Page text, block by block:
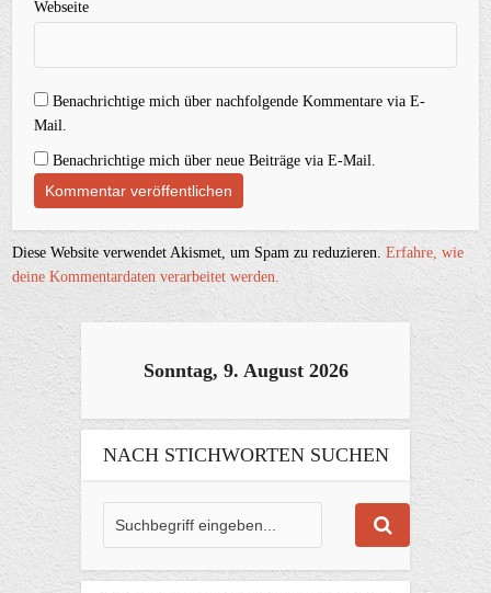
Webseite
Benachrichtige mich über nachfolgende Kommentare via E-
Mail.
Benachrichtige mich über neue Beiträge via E-Mail.
Diese Website verwendet Akismet, um Spam zu reduzieren.Erfahre, wie
deine Kommentardaten verarbeitet werden.
Sonntag, 9. August 2026
NACH STICHWORTEN SUCHEN